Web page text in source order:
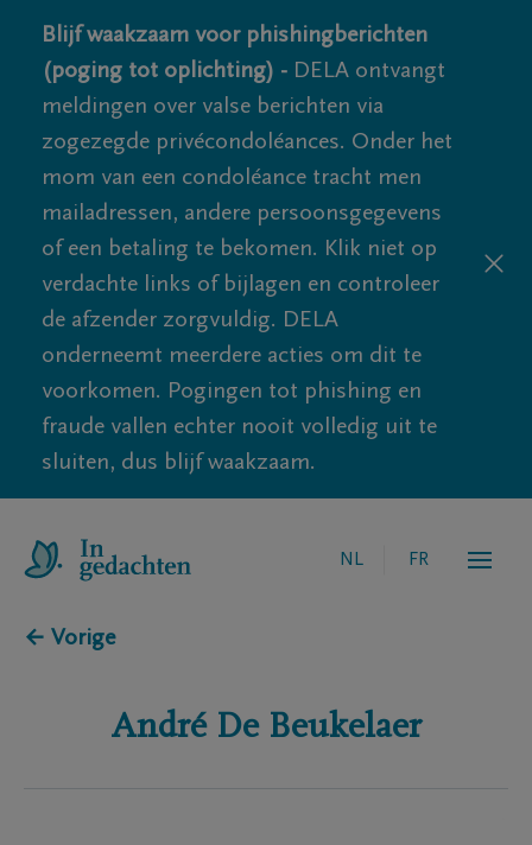
Blijf waakzaam voor phishingberichten
(poging tot oplichting) - DELA ontvangt
meldingen over valse berichten via
zogezegde privécondoléances. Onder het
mom van een condoléance tracht men
mailadressen, andere persoonsgegevens
of een betaling te bekomen. Klik niet op
verdachte links of bijlagen en controleer
de afzender zorgvuldig. DELA
onderneemt meerdere acties om dit te
voorkomen. Pogingen tot phishing en
fraude vallen echter nooit volledig uit te
sluiten, dus blijf waakzaam.
NL FR
← Vorige
André De Beukelaer